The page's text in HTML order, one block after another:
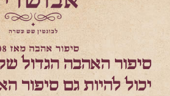
סיפור האהבה הגדול
יכול להיות גם סיפור